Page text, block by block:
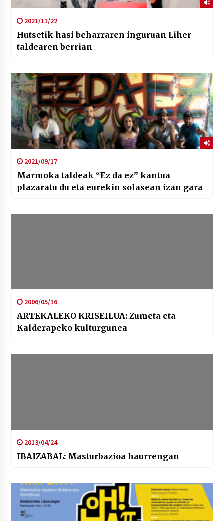
2021/11/22
Hutsetik hasi beharraren inguruan Liher
taldearen berrian
2021/09/17
Marmoka taldeak “Ez da ez” kantua
plazaratu du eta eurekin solasean izan gara
2006/05/16
ARTEKALEKO KRISEILUA: Zumeta eta
Kalderapeko kulturgunea
2013/04/24
IBAIZABAL: Masturbazioa haurrengan